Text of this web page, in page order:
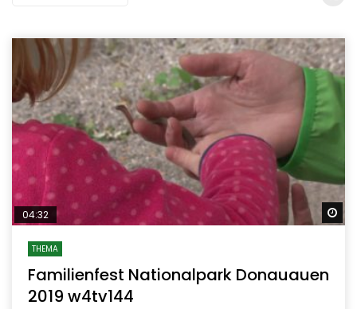
04:32
THEMA
Familienfest Nationalpark Donauauen
2019 w4tv144